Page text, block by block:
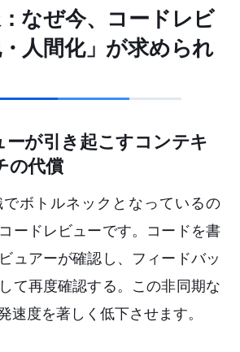
なぜ今、コードレビ
人間化」が求められ
ーが引き起こすコンテキ
の代償
ボトルネックとなっているの
ードレビューです。コードを書
ュアーが確認し、フィードバッ
て再度確認する。この非同期な
速度を著しく低下させます。